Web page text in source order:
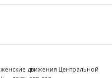
женские движения Центральной